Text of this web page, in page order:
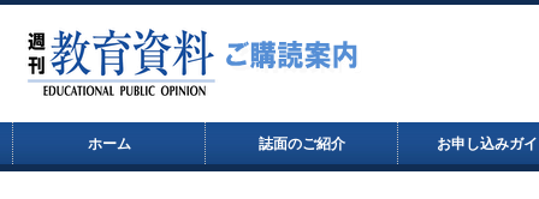
ホーム 誌面のご紹介 お申し込みガ